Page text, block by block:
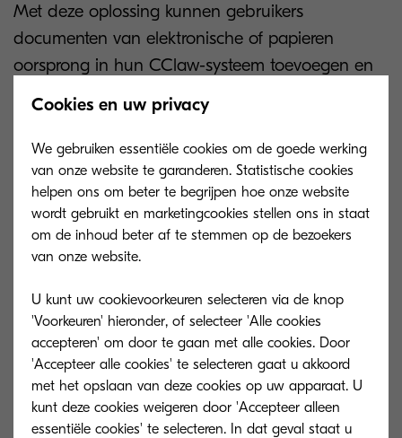
Met deze oplossing kunnen gebruikers
documenten van elektronische of papieren
oorsprong in hun CClaw-systeem toevoegen en
zijn deze direct beschikbaar voor de gehele
Versnel uw bedrijfsprocessen, verlaag uw
operationele kosten en het risico op verloren of
zoekgeraakte documenten.
Download documentatie
Infosheet-scannen-naar-CCLaw.pdf (Infosheet-scannen-
naar-CCLaw.pdf)
694 KB | PDF
Cookies en uw privacy
We gebruiken essentiële cookies om de goede werking
van onze website te garanderen. Statistische cookies
helpen ons om beter te begrijpen hoe onze website
wordt gebruikt en marketingcookies stellen ons in staat
om de inhoud beter af te stemmen op de bezoekers
van onze website.
U kunt uw cookievoorkeuren selecteren via de knop
'Voorkeuren' hieronder, of selecteer 'Alle cookies
accepteren' om door te gaan met alle cookies. Door
'Accepteer alle cookies' te selecteren gaat u akkoord
met het opslaan van deze cookies op uw apparaat. U
kunt deze cookies weigeren door 'Accepteer alleen
essentiële cookies' te selecteren. In dat geval staat u